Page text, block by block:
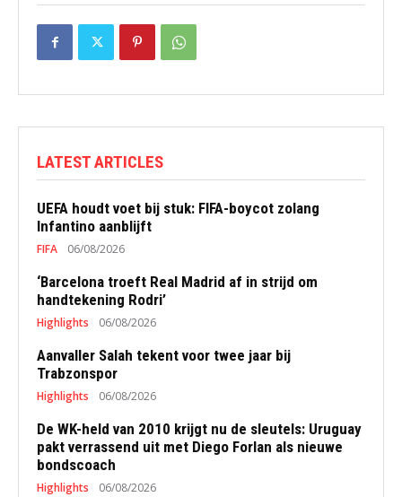
LATEST ARTICLES
UEFA houdt voet bij stuk: FIFA-boycot zolang
Infantino aanblijft
FIFA 06/08/2026
‘Barcelona troeft Real Madrid af in strijd om
handtekening Rodri’
Highlights 06/08/2026
Aanvaller Salah tekent voor twee jaar bij
Trabzonspor
Highlights 06/08/2026
De WK-held van 2010 krijgt nu de sleutels: Uruguay
pakt verrassend uit met Diego Forlan als nieuwe
bondscoach
Highlights 06/08/2026